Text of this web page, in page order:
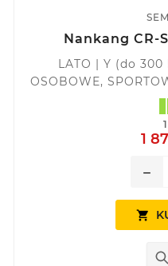
Nankang CR-
LATO | Y (do
OSOBOWE,
1
remove
